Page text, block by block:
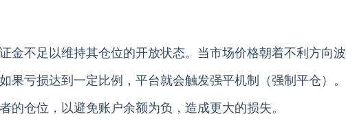
金不足以维持其仓位的开放状态。当市场价格朝着不利方向波
果亏损达到一定比例，平台就会触发强平机制（强制平仓）。
的仓位，以避免账户余额为负，造成更大的损失。